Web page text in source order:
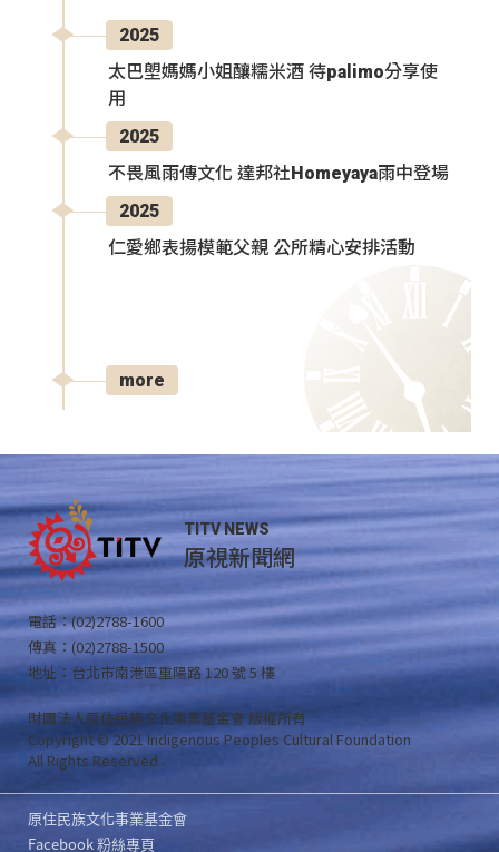
2025
太巴塱媽媽小姐釀糯米酒 待palimo分享使
用
2025
不畏風雨傳文化 達邦社Homeyaya雨中登場
2025
仁愛鄉表揚模範父親 公所精心安排活動
more
TITV NEWS
原視新聞網
電話：(02)2788-1600
傳真：(02)2788-1500
地址：台北市南港區重陽路 120 號 5 樓
財團法人原住民族文化事業基金會 版權所有
Copyright © 2021 Indigenous Peoples Cultural Foundation
All Rights Reserved .
原住民族文化事業基金會
Facebook 粉絲專頁